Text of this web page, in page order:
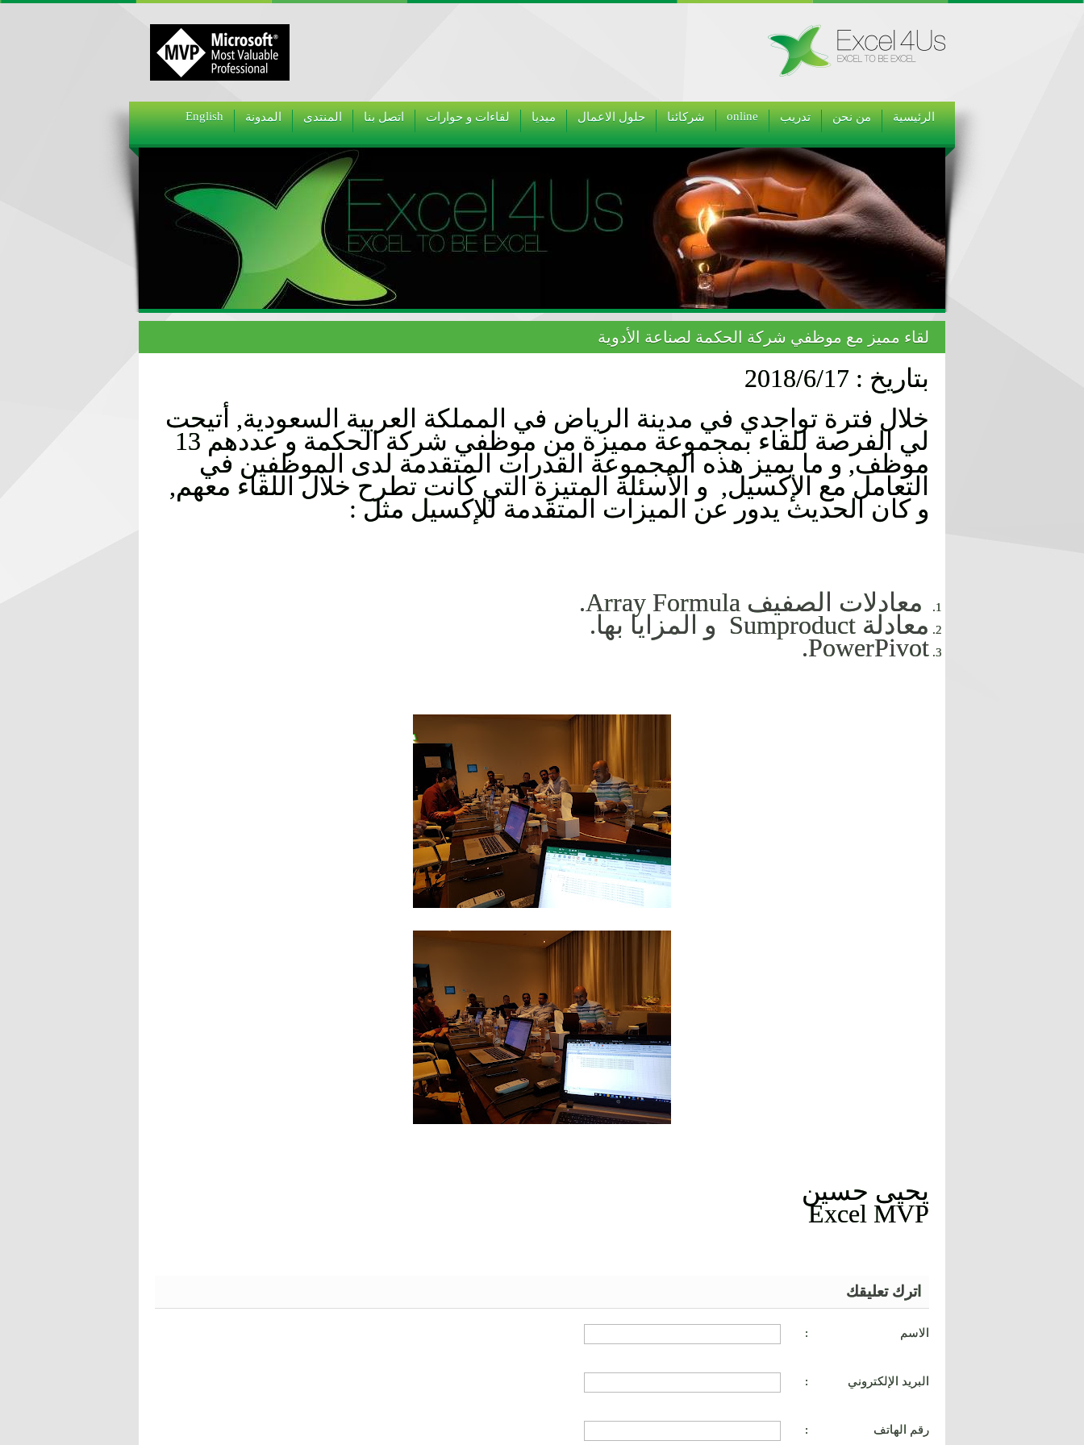
الرئيسية من نحن تدريب online شركائنا حلول الاعمال ميديا لقاءات و حوارات اتصل بنا المنتدى المدونة English
لقاء مميز مع موظفي شركة الحكمة لصناعة الأدوية
بتاريخ : 2018/6/17
خلال فترة تواجدي في مدينة الرياض في المملكة العربية السعودية, أتيحت
لي الفرصة للقاء بمجموعة مميزة من موظفي شركة الحكمة و عددهم 13
موظف, و ما يميز هذه المجموعة القدرات المتقدمة لدى الموظفين في
التعامل مع الإكسيل, و الأسئلة المتيزة التي كانت تطرح خلال اللقاء معهم,
و كان الحديث يدور عن الميزات المتقدمة للإكسيل مثل :
معادلات الصفيف Array Formula.
معادلة Sumproduct و المزايا بها.
PowerPivot.
يحيى حسين
Excel MVP
اترك تعليقك
الاسم :
البريد الإلكتروني :
رقم الهاتف :